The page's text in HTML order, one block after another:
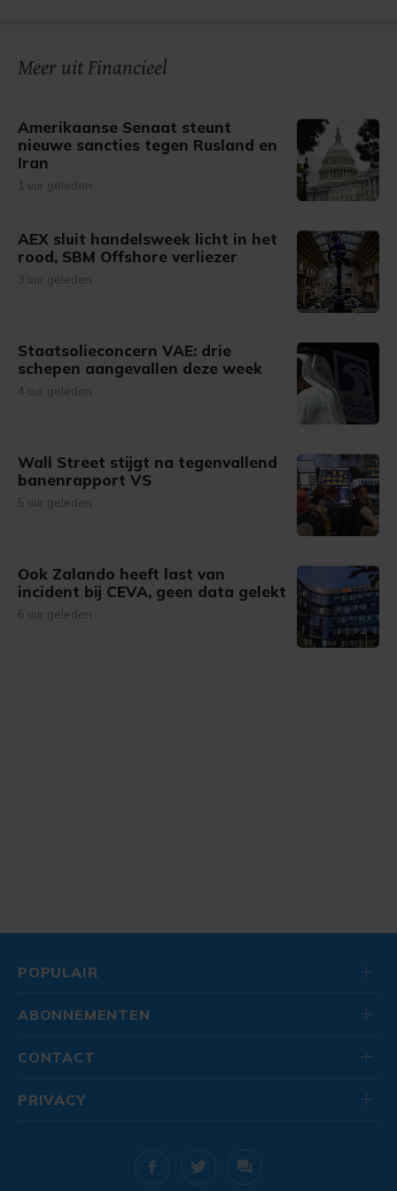
Meer uit Financieel
Amerikaanse Senaat steunt
nieuwe sancties tegen Rusland en
Iran
1 uur geleden
AEX sluit handelsweek licht in het
rood, SBM Offshore verliezer
3 uur geleden
Staatsolieconcern VAE: drie
schepen aangevallen deze week
4 uur geleden
Wall Street stijgt na tegenvallend
banenrapport VS
5 uur geleden
Ook Zalando heeft last van
incident bij CEVA, geen data gelekt
6 uur geleden
POPULAIR
ABONNEMENTEN
CONTACT
PRIVACY